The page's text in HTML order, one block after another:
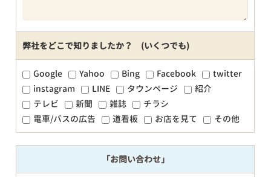
弊社をどこで知りましたか？ (いくつでも)
Google Yahoo Bing Facebook
twitter
instagram
LINE タウンページ
紹介
テレビ
新聞 雑誌
チラシ
電車/バスの広告
道看板 お店を見て その他
「お問い合わせ」